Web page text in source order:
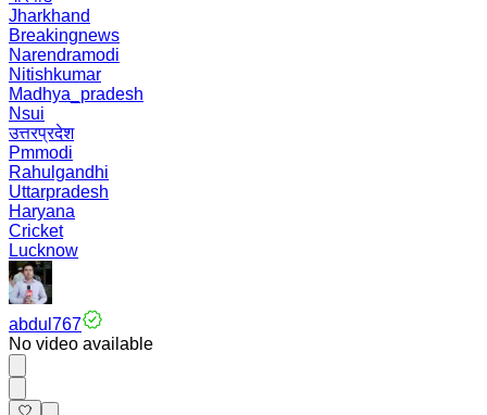
Jharkhand
Breakingnews
Narendramodi
Nitishkumar
Madhya_pradesh
Nsui
उत्तरप्रदेश
Pmmodi
Rahulgandhi
Uttarpradesh
Haryana
Cricket
Lucknow
abdul767
No video available